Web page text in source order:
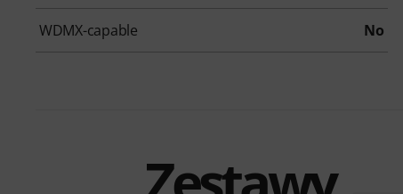
WDMX-capable No